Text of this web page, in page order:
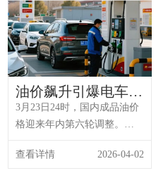
零售约170万辆，环比大涨
64.5%，新能源车渗透率历史
性地突破52.9%。随着各地以
旧换新补贴发力、春季新车
陆续上市，终端热度逐步提
升，下旬起市...
油价飙升引爆电车热
潮：2026年新能源汽
车销量逆势上扬的背
3月23日24时，国内成品油价
格迎来年内第六轮调整。根
息，国内汽、柴油价格（标
查看详情 2026-04-02